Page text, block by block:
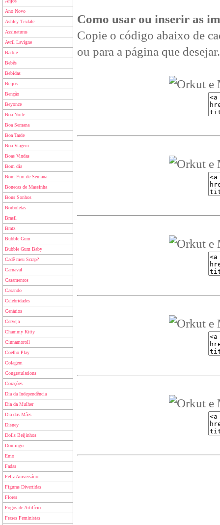
Ano Novo
Ashley Tisdale
Assinaturas
Avril Lavigne
Barbie
Bebês
Bebidas
Beijos
Benção
Beyonce
Boa Noite
Boa Semana
Boa Tarde
Boa Viagem
Boas Vindas
Bom dia
Bom Fim de Semana
Bonecas de Massinha
Bons Sonhos
Borboletas
Brasil
Bratz
Bubble Gum
Bubble Gum Baby
Cadê meu Scrap?
Carnaval
Casamentos
Casando
Celebridades
Cenários
Cerveja
Chammy Kitty
Cinnamoroll
Coelho Play
Colagem
Congratulations
Corações
Dia da Independência
Dia da Mulher
Dia das Mães
Disney
Dolls Beijinhos
Domingo
Emo
Fadas
Feliz Aniversário
Figuras Divertidas
Flores
Fogos de Artifício
Frases Feministas
Como usar ou inserir as
Copie o código abaixo de
ou para a página que desejar.